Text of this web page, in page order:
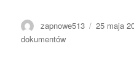
Autor
zapnowe513
Data
25 maja
dokumentów